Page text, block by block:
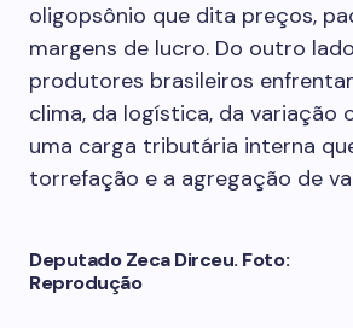
oligopsônio que dita preços,
margens de lucro. Do outro
produtores brasileiros
clima, da logística, da variação
uma carga tributária interna
torrefação e a agregação de
Deputado Zeca Dirceu. Foto:
Reprodução